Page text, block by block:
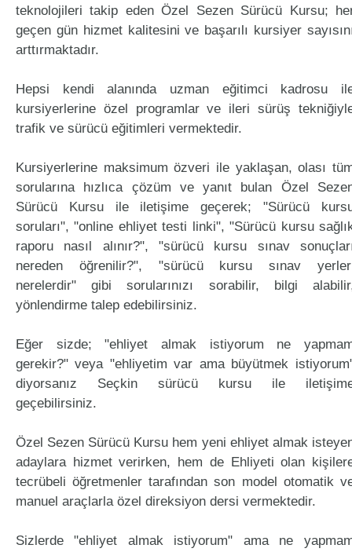
teknolojileri takip eden Özel Sezen Sürücü Kursu;
geçen gün hizmet kalitesini ve başarılı kursiyer
arttırmaktadır.
Hepsi kendi alanında uzman eğitimci kadrosu
kursiyerlerine özel programlar ve ileri sürüş
trafik ve sürücü eğitimleri vermektedir.
Kursiyerlerine maksimum özveri ile yaklaşan, olası
sorularına hızlıca çözüm ve yanıt bulan Özel
Sürücü Kursu ile iletişime geçerek; "Sürücü
soruları", "online ehliyet testi linki", "Sürücü kursu
raporu nasıl alınır?", "sürücü kursu sınav
nereden öğrenilir?", "sürücü kursu sınav
nerelerdir" gibi sorularınızı sorabilir, bilgi
yönlendirme talep edebilirsiniz.
Eğer sizde; "ehliyet almak istiyorum ne
gerekir?" veya "ehliyetim var ama büyütmek
diyorsanız Seçkin sürücü kursu ile
geçebilirsiniz.
Özel Sezen Sürücü Kursu hem yeni ehliyet almak
adaylara hizmet verirken, hem de Ehliyeti olan
tecrübeli öğretmenler tarafından son model otomatik
manuel araçlarla özel direksiyon dersi vermektedir.
Sizlerde "ehliyet almak istiyorum" ama ne